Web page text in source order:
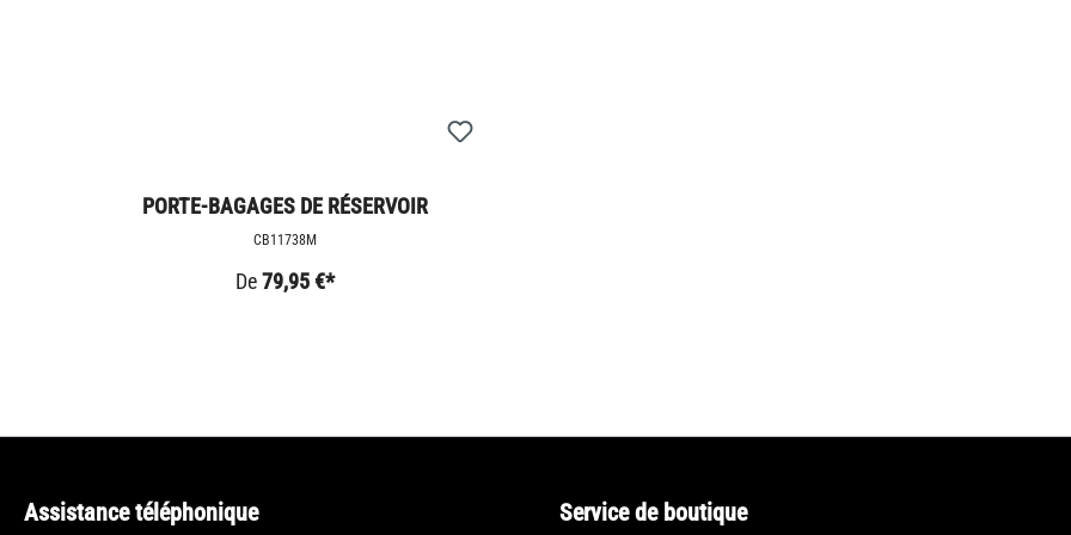
PORTE-BAGAGES DE RÉSERVOIR
CB11738M
De79,95 €*
Assistance téléphonique Service de boutique